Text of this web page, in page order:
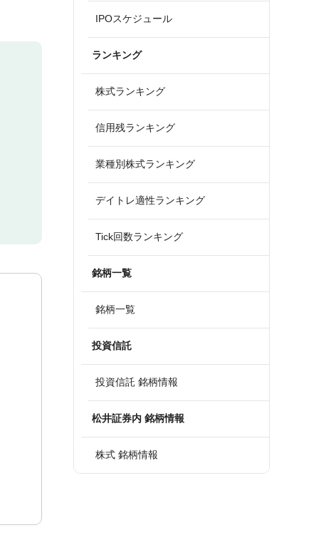
IPOスケジュール
ランキング
株式ランキング
信用残ランキング
業種別株式ランキング
デイトレ適性ランキング
Tick回数ランキング
銘柄一覧
銘柄一覧
投資信託
投資信託 銘柄情報
松井証券内 銘柄情報
株式 銘柄情報